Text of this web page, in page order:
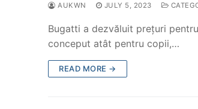
AUKWN JULY 5, 2023
Bugatti a dezvăluit prețuri
conceput atât pentru copii,…
READ MORE →